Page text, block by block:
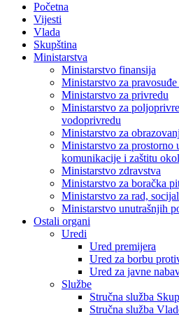
Početna
Vijesti
Vlada
Skupština
Ministarstva
Ministarstvo finansija
Ministarstvo za
Ministarstvo za privredu
Ministarstvo za
vodoprivredu
Ministarstvo za
Ministarstvo za prostorno
komunikacije i zaštitu
Ministarstvo zdravstva
Ministarstvo za boračka
Ministarstvo za rad,
Ministarstvo unutrašnjih
Ostali organi
Uredi
Ured premijera
Ured za borbu
Ured za javne
Službe
Stručna služba
Stručna služba